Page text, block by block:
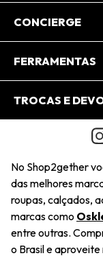
Sobre Nós
Journal
Saiu na Mídia
Sustentabilidade
Navegando
CONCIERGE
Central de
Regulamento e
FERRAMENTAS
Minha Conta
Pedido de
Wishlist
TROCAS E
Condições Gerais
Troca Fácil
Restituição de
Dúvidas
No Shop2gether
das melhores
roupas, calçados,
marcas como
entre outras.
o Brasil e